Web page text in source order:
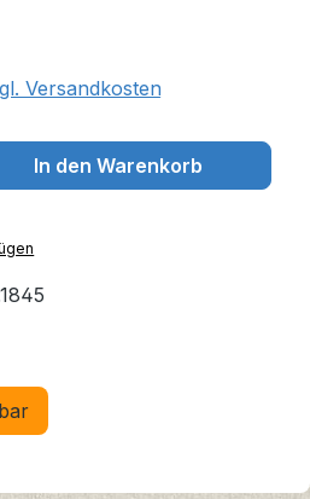
Versandkosten
Gib den
In den Warenkorb